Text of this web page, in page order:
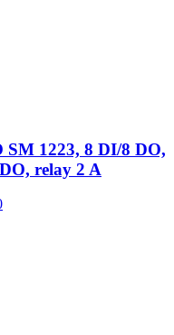
1223, 8 DI/8 DO,
relay 2 A